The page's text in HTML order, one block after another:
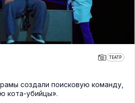
ТЕАТР
создали поисковую команду,
кота-убийцы».